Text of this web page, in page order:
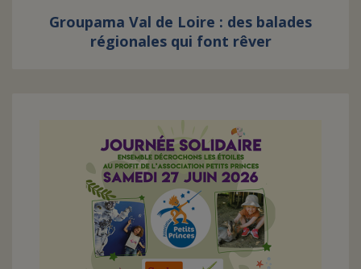
Groupama Val de Loire : des balades
régionales qui font rêver